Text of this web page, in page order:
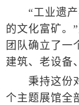
“工业遗产
的文化富矿。
团队确立了一
建筑、老设备
秉持这份对
个主题展馆全